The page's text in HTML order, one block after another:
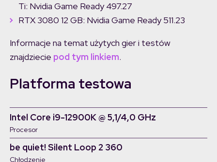
Ti: Nvidia Game Ready 497.27
RTX 3080 12 GB: Nvidia Game Ready 511.23
Informacje na temat użytych gier i testów
znajdziecie pod tym linkiem.
Platforma testowa
Procesor
Intel Core i9-12900K @ 5,1/4,0 GHz
Chłodzenie
be quiet! Silent Loop 2 360